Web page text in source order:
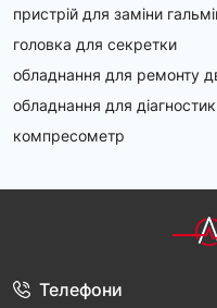
пристрій для заміни
головка для секретки
обладнання для ремонту
обладнання для
компресометр
Телефони